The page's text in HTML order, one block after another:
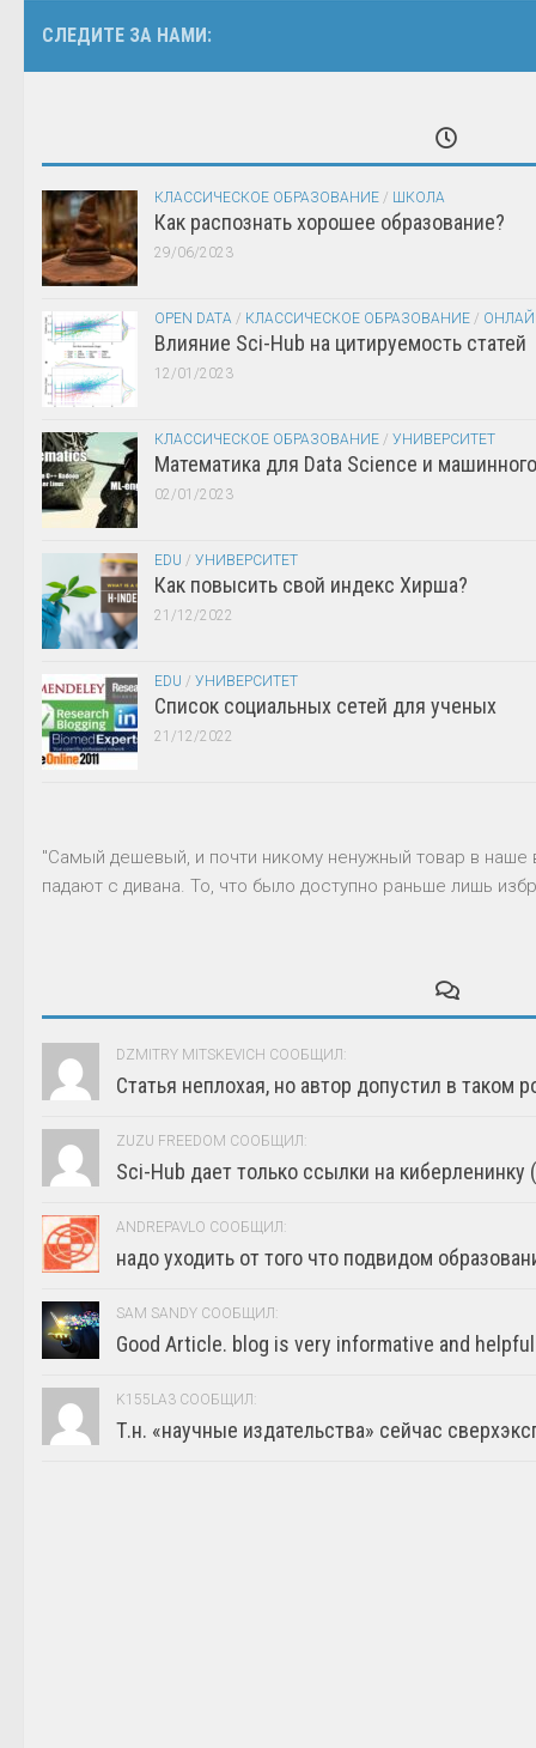
СЛЕДИТЕ ЗА НАМИ:
КЛАССИЧЕСКОЕ ОБРАЗОВАНИЕ / ШКОЛА
Как распознать хорошее образование?
29/06/2023
OPEN DATA / КЛАССИЧЕСКОЕ ОБРАЗОВАНИЕ /
Влияние Sci-Hub на цитируемость статей
12/01/2023
КЛАССИЧЕСКОЕ ОБРАЗОВАНИЕ / УНИВЕРСИТЕТ
Математика для Data Science и
02/01/2023
EDU / УНИВЕРСИТЕТ
Как повысить свой индекс Хирша?
21/12/2022
EDU / УНИВЕРСИТЕТ
Список социальных сетей для ученых
21/12/2022
"Самый дешевый, и почти никому ненужный товар в
падают с дивана. То, что было доступно раньше лишь
DZMITRY MITSKEVICH СООБЩИЛ:
Статья неплохая, но автор допустил в таком
ZUZU FREEDOM СООБЩИЛ:
Sci-Hub дает только ссылки на киберленинку
ANDREPAVLO СООБЩИЛ:
надо уходить от того что подвидом
SAM SANDY СООБЩИЛ:
Good Article. blog is very informative and helpful
K155LA3 СООБЩИЛ:
Т.н. «научные издательства» сейчас